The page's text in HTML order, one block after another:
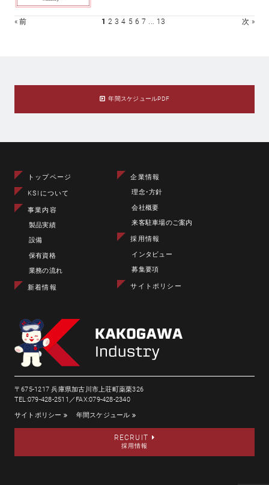
« 前 1 2 3 4 5 6 7 ... 13 次 »
年間スケジュールPDF
トップページ
KSIについて
事業内容
製品実績
設備
保有資格
業務の流れ
新着情報
企業情報
理念･方針
会社概要
来客駐車場のご案内
採用情報
インタビュー
募集要項
サイトポリシー
〒675-1217 兵庫県加古川市上荘町薬栗326
TEL:079-428-2511／FAX:079-428-2340
サイトポリシー
年間スケジュール
RECRUIT
採用情報